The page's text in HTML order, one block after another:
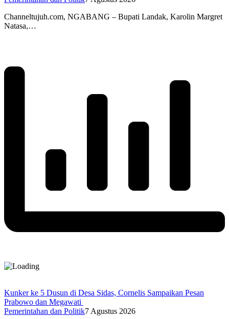
Channeltujuh.com, NGABANG – Bupati Landak, Karolin Margret
Natasa,…
Kunker ke 5 Dusun di Desa Sidas, Cornelis Sampaikan Pesan
Prabowo dan Megawati
Pemerintahan dan Politik7 Agustus 2026